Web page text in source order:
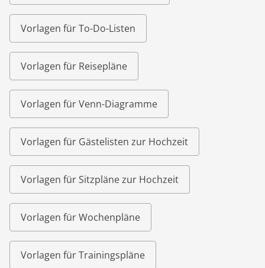
Vorlagen für To-Do-Listen
Vorlagen für Reisepläne
Vorlagen für Venn-Diagramme
Vorlagen für Gästelisten zur Hochzeit
Vorlagen für Sitzpläne zur Hochzeit
Vorlagen für Wochenpläne
Vorlagen für Trainingspläne